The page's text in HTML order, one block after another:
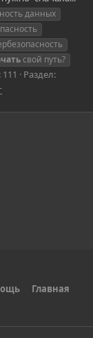
данных
свой путь?
Раздел:
Главная